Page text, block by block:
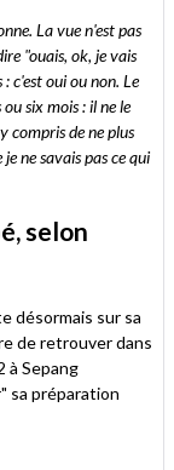
La vue n'est pas
"ouais, ok, je vais
c'est oui ou non. Le
six mois : il ne le
compris de ne plus
ne savais pas ce qui
selon
désormais sur sa
de retrouver dans
à Sepang
" sa préparation